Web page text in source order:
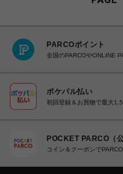
PARCOポイント
全国のPARCOやONLINE
ポケパル払い
初回登録＆お買物で最大
POCKET PARCO（
コイン＆クーポンで